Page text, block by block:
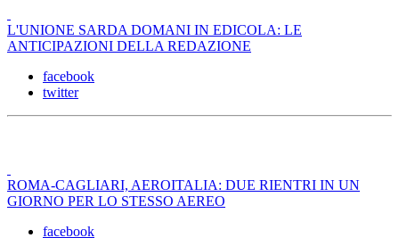
L'UNIONE SARDA DOMANI IN EDICOLA: LE
ANTICIPAZIONI DELLA REDAZIONE
facebook
twitter
ROMA-CAGLIARI, AEROITALIA: DUE RIENTRI IN UN
GIORNO PER LO STESSO AEREO
facebook